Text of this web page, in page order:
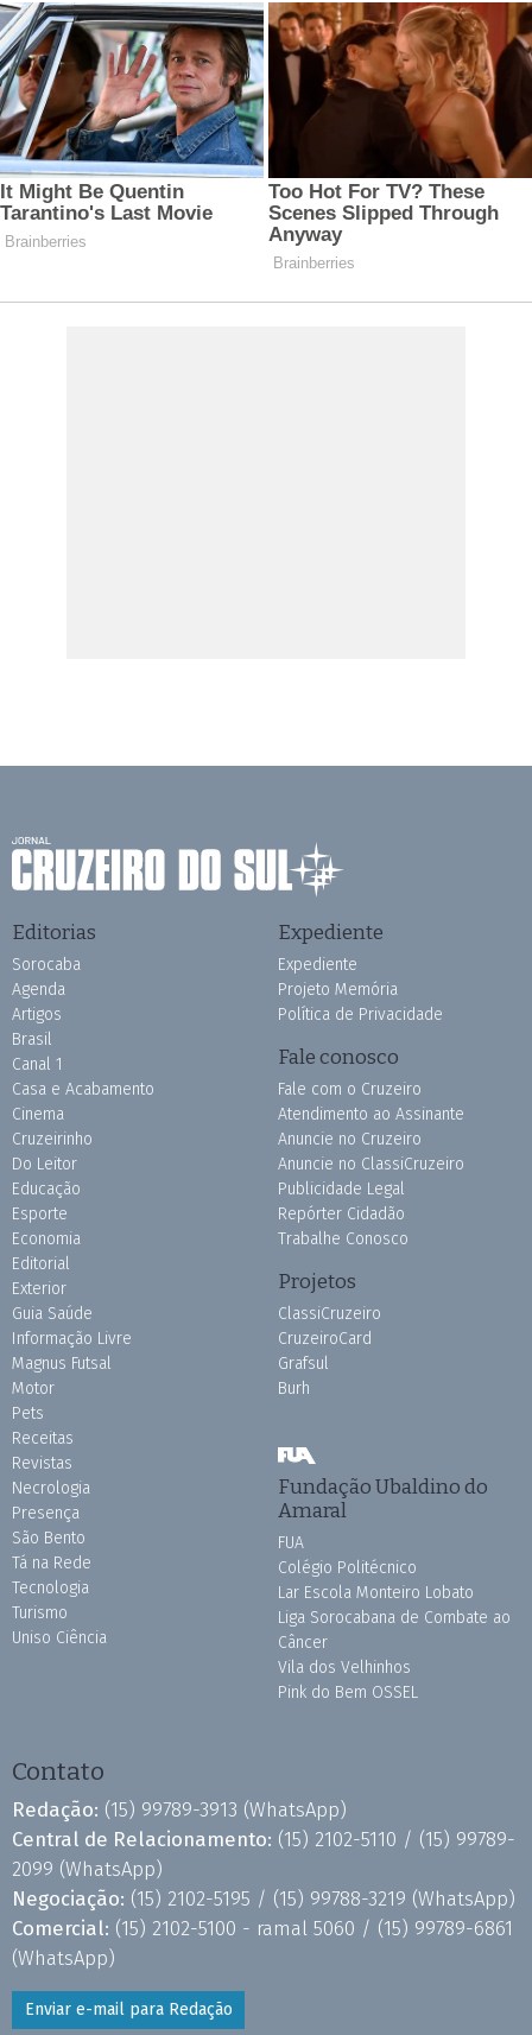
Editorias
Sorocaba
Agenda
Artigos
Brasil
Canal 1
Casa e Acabamento
Cinema
Cruzeirinho
Do Leitor
Educação
Esporte
Economia
Editorial
Exterior
Guia Saúde
Informação Livre
Magnus Futsal
Motor
Pets
Receitas
Revistas
Necrologia
Presença
São Bento
Tá na Rede
Tecnologia
Turismo
Uniso Ciência
Expediente
Expediente
Projeto Memória
Política de Privacidade
Fale conosco
Fale com o Cruzeiro
Atendimento ao Assinante
Anuncie no Cruzeiro
Anuncie no ClassiCruzeiro
Publicidade Legal
Repórter Cidadão
Trabalhe Conosco
Projetos
ClassiCruzeiro
CruzeiroCard
Grafsul
Burh
Fundação Ubaldino do
Amaral
FUA
Colégio Politécnico
Lar Escola Monteiro Lobato
Liga Sorocabana de Combate ao
Câncer
Vila dos Velhinhos
Pink do Bem OSSEL
Contato
Redação: (15) 99789-3913 (WhatsApp)
Central de Relacionamento: (15) 2102-5110 / (15) 99789-
2099 (WhatsApp)
Negociação: (15) 2102-5195 / (15) 99788-3219 (WhatsApp)
Comercial: (15) 2102-5100 - ramal 5060 / (15) 99789-6861
(WhatsApp)
Enviar e-mail para Redação